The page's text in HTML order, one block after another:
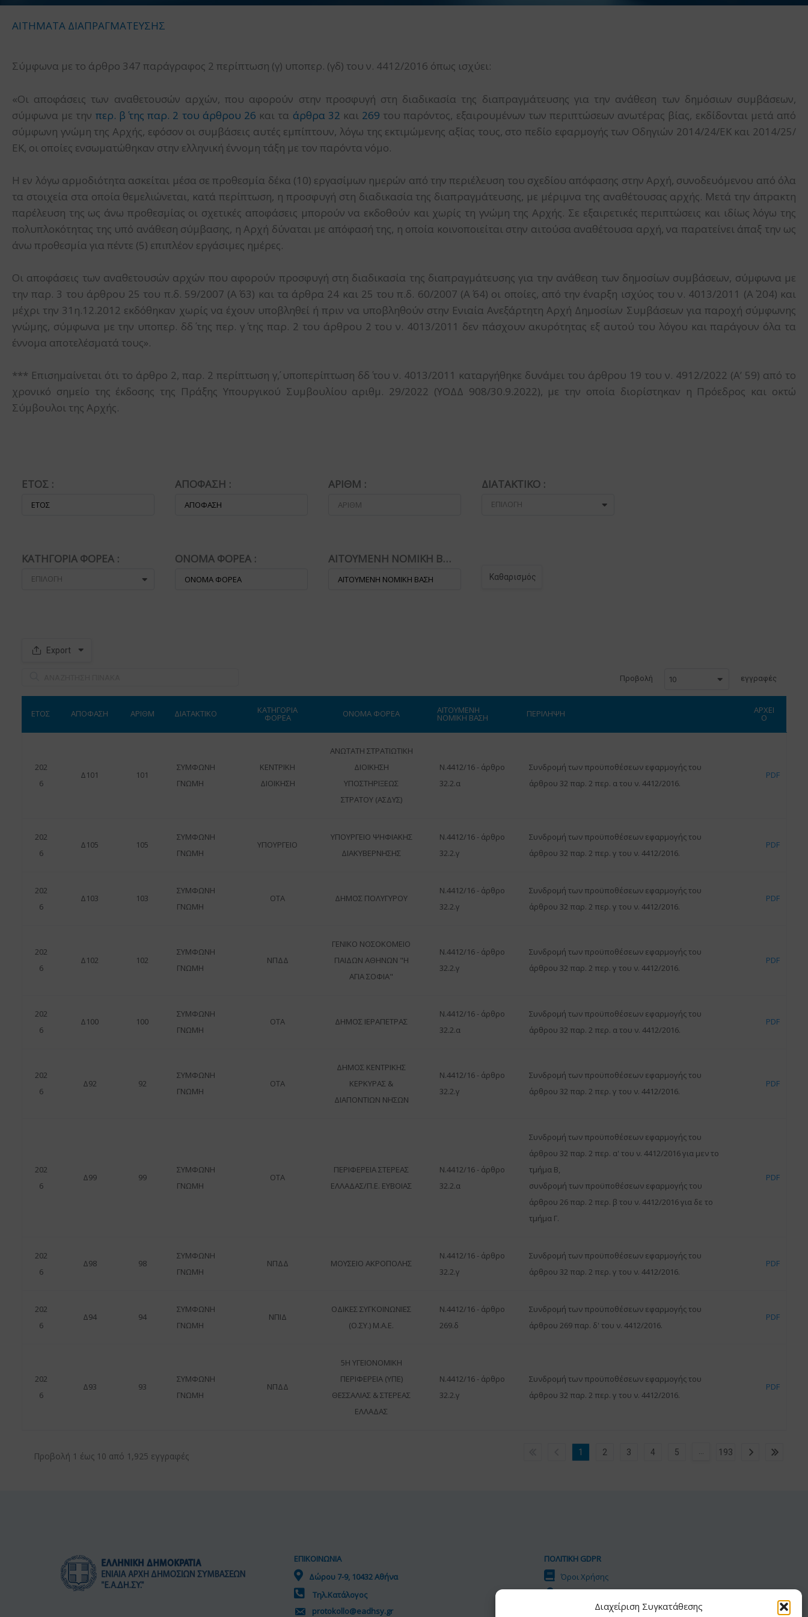
Διαχείριση Συγκατάθεσης
ΑΙΤΗΜΑΤΑ ΔΙΑΠΡΑΓΜΑΤΕΥΣΗΣ
Σύμφωνα με το άρθρο 347 παράγραφος 2 περίπτωση (γ) υποπερ. (γδ) του ν. 4412/2016 όπως ισχύει:
«Οι αποφάσεις των αναθετουσών αρχών, που αφορούν στην προσφυγή στη διαδικασία της διαπραγμάτευσης για την ανάθεση των δημόσιων συμβάσεων,
σύμφωνα με την περ. β΄ της παρ. 2 του άρθρου 26 και τα άρθρα 32 και 269 του παρόντος, εξαιρουμένων των περιπτώσεων ανωτέρας βίας, εκδίδονται μετά από
σύμφωνη γνώμη της Αρχής, εφόσον οι συμβάσεις αυτές εμπίπτουν, λόγω της εκτιμώμενης αξίας τους, στο πεδίο εφαρμογής των Οδηγιών 2014/24/ΕΚ και 2014/25/
ΕΚ, οι οποίες ενσωματώθηκαν στην ελληνική έννομη τάξη με τον παρόντα νόμο.
Η εν λόγω αρμοδιότητα ασκείται μέσα σε προθεσμία δέκα (10) εργασίμων ημερών από την περιέλευση του σχεδίου απόφασης στην Αρχή, συνοδευόμενου από όλα
τα στοιχεία στα οποία θεμελιώνεται, κατά περίπτωση, η προσφυγή στη διαδικασία της διαπραγμάτευσης, με μέριμνα της αναθέτουσας αρχής. Μετά την άπρακτη
παρέλευση της ως άνω προθεσμίας οι σχετικές αποφάσεις μπορούν να εκδοθούν και χωρίς τη γνώμη της Αρχής. Σε εξαιρετικές περιπτώσεις και ιδίως λόγω της
πολυπλοκότητας της υπό ανάθεση σύμβασης, η Αρχή δύναται με απόφασή της, η οποία κοινοποιείται στην αιτούσα αναθέτουσα αρχή, να παρατείνει άπαξ την ως
άνω προθεσμία για πέντε (5) επιπλέον εργάσιμες ημέρες.
Οι αποφάσεις των αναθετουσών αρχών που αφορούν προσφυγή στη διαδικασία της διαπραγμάτευσης για την ανάθεση των δημοσίων συμβάσεων, σύμφωνα με
την παρ. 3 του άρθρου 25 του π.δ. 59/2007 (Α΄ 63) και τα άρθρα 24 και 25 του π.δ. 60/2007 (Α΄ 64) οι οποίες, από την έναρξη ισχύος του ν. 4013/2011 (Α΄ 204) και
μέχρι την 31η.12.2012 εκδόθηκαν χωρίς να έχουν υποβληθεί ή πριν να υποβληθούν στην Ενιαία Ανεξάρτητη Αρχή Δημοσίων Συμβάσεων για παροχή σύμφωνης
γνώμης, σύμφωνα με την υποπερ. δδ΄ της περ. γ΄ της παρ. 2 του άρθρου 2 του ν. 4013/2011 δεν πάσχουν ακυρότητας εξ αυτού του λόγου και παράγουν όλα τα
έννομα αποτελέσματά τους».
*** Επισημαίνεται ότι το άρθρο 2, παρ. 2 περίπτωση γ΄, υποπερίπτωση δδ΄ του ν. 4013/2011 καταργήθηκε δυνάμει του άρθρου 19 του ν. 4912/2022 (Α’ 59) από το
χρονικό σημείο της έκδοσης της Πράξης Υπουργικού Συμβουλίου αριθμ. 29/2022 (ΥΟΔΔ 908/30.9.2022), με την οποία διορίστηκαν η Πρόεδρος και οκτώ
Σύμβουλοι της Αρχής.
ΕΤΟΣ : ΑΠΟΦΑΣΗ : ΑΡΙΘΜ : ΔΙΑΤΑΚΤΙΚΟ :
ΕΠΙΛΟΓΗ
ΚΑΤΗΓΟΡΙΑ ΦΟΡΕΑ :
ΕΠΙΛΟΓΗ
ΟΝΟΜΑ ΦΟΡΕΑ : ΑΙΤΟΥΜΕΝΗ ΝΟΜΙΚΗ ΒΑΣΗ :
Καθαρισμός
Export
Προβολή 10 εγγραφές
ΕΤΟΣ ΑΠΟΦΑΣΗ ΑΡΙΘΜ ΔΙΑΤΑΚΤΙΚΟ ΚΑΤΗΓΟΡΙΑ
ΦΟΡΕΑ ΟΝΟΜΑ ΦΟΡΕΑ ΑΙΤΟΥΜΕΝΗ
ΝΟΜΙΚΗ ΒΑΣΗ ΠΕΡΙΛΗΨΗ ΑΡΧΕΙ
Ο
202
6
Δ101 101
ΣΥΜΦΩΝΗ
ΓΝΩΜΗ
ΚΕΝΤΡΙΚΗ
ΔΙΟΙΚΗΣΗ
ΑΝΩΤΑΤΗ ΣΤΡΑΤΙΩΤΙΚΗ
ΔΙΟΙΚΗΣΗ
ΥΠΟΣΤΗΡΙΞΕΩΣ
ΣΤΡΑΤΟΥ (ΑΣΔΥΣ)
Ν.4412/16 - άρθρο
32.2.α
Συνδρομή των προϋποθέσεων εφαρμογής του
άρθρου 32 παρ. 2 περ. α του ν. 4412/2016.
PDF
202
6
Δ105 105
ΣΥΜΦΩΝΗ
ΓΝΩΜΗ
ΥΠΟΥΡΓΕΙΟ
ΥΠΟΥΡΓΕΙΟ ΨΗΦΙΑΚΗΣ
ΔΙΑΚΥΒΕΡΝΗΣΗΣ
Ν.4412/16 - άρθρο
32.2.γ
Συνδρομή των προϋποθέσεων εφαρμογής του
άρθρου 32 παρ. 2 περ. γ του ν. 4412/2016.
PDF
202
6
Δ103 103
ΣΥΜΦΩΝΗ
ΓΝΩΜΗ
ΟΤΑ ΔΗΜΟΣ ΠΟΛΥΓΥΡΟΥ
Ν.4412/16 - άρθρο
32.2.γ
Συνδρομή των προϋποθέσεων εφαρμογής του
άρθρου 32 παρ. 2 περ. γ του ν. 4412/2016.
PDF
202
6
Δ102 102
ΣΥΜΦΩΝΗ
ΓΝΩΜΗ
ΝΠΔΔ
ΓΕΝΙΚΟ ΝΟΣΟΚΟΜΕΙΟ
ΠΑΙΔΩΝ ΑΘΗΝΩΝ "Η
ΑΓΙΑ ΣΟΦΙΑ"
Ν.4412/16 - άρθρο
32.2.γ
Συνδρομή των προϋποθέσεων εφαρμογής του
άρθρου 32 παρ. 2 περ. γ του ν. 4412/2016.
PDF
202
6
Δ100 100
ΣΥΜΦΩΝΗ
ΓΝΩΜΗ
ΟΤΑ ΔΗΜΟΣ ΙΕΡΑΠΕΤΡΑΣ
Ν.4412/16 - άρθρο
32.2.α
Συνδρομή των προϋποθέσεων εφαρμογής του
άρθρου 32 παρ. 2 περ. α του ν. 4412/2016.
PDF
202
6
Δ92 92
ΣΥΜΦΩΝΗ
ΓΝΩΜΗ
ΟΤΑ
ΔΗΜΟΣ ΚΕΝΤΡΙΚΗΣ
ΚΕΡΚΥΡΑΣ &
ΔΙΑΠΟΝΤΙΩΝ ΝΗΣΩΝ
Ν.4412/16 - άρθρο
32.2.γ
Συνδρομή των προϋποθέσεων εφαρμογής του
άρθρου 32 παρ. 2 περ. γ του ν. 4412/2016.
PDF
202
6
Δ99 99
ΣΥΜΦΩΝΗ
ΓΝΩΜΗ
ΟΤΑ
ΠΕΡΙΦΕΡΕΙΑ ΣΤΕΡΕΑΣ
ΕΛΛΑΔΑΣ/Π.Ε. ΕΥΒΟΙΑΣ
Ν.4412/16 - άρθρο
32.2.α
Συνδρομή των προϋποθέσεων εφαρμογής του
άρθρου 32 παρ. 2 περ. α' του ν. 4412/2016 για μεν το
τμήμα Β,
συνδρομή των προϋποθέσεων εφαρμογής του
άρθρου 26 παρ. 2 περ. β του ν. 4412/2016 για δε το
τμήμα Γ.
PDF
202
6
Δ98 98
ΣΥΜΦΩΝΗ
ΓΝΩΜΗ
ΝΠΔΔ ΜΟΥΣΕΙΟ ΑΚΡΟΠΟΛΗΣ
Ν.4412/16 - άρθρο
32.2.γ
Συνδρομή των προϋποθέσεων εφαρμογής του
άρθρου 32 παρ. 2 περ. γ του ν. 4412/2016.
PDF
202
6
Δ94 94
ΣΥΜΦΩΝΗ
ΓΝΩΜΗ
ΝΠΙΔ
ΟΔΙΚΕΣ ΣΥΓΚΟΙΝΩΝΙΕΣ
(Ο.ΣΥ.) Μ.Α.Ε.
Ν.4412/16 - άρθρο
269.δ
Συνδρομή των προϋποθέσεων εφαρμογής του
άρθρου 269 παρ. δ' του ν. 4412/2016.
PDF
202
6
Δ93 93
ΣΥΜΦΩΝΗ
ΓΝΩΜΗ
ΝΠΔΔ
5Η ΥΓΕΙΟΝΟΜΙΚΗ
ΠΕΡΙΦΕΡΕΙΑ (ΥΠΕ)
ΘΕΣΣΑΛΙΑΣ & ΣΤΕΡΕΑΣ
ΕΛΛΑΔΑΣ
Ν.4412/16 - άρθρο
32.2.γ
Συνδρομή των προϋποθέσεων εφαρμογής του
άρθρου 32 παρ. 2 περ. γ του ν. 4412/2016.
PDF
Προβολή 1 έως 10 από 1,925 εγγραφές 1 2 3 4 5 … 193
ΕΠΙΚΟΙΝΩΝΙΑ
Δώρου 7-9, 10432 Αθήνα
Τηλ.Κατάλογος
protokollo@eadhsy.gr
ΠΟΛΙΤΙΚΗ GDPR
Όροι Χρήσης
Πολιτική Cookies